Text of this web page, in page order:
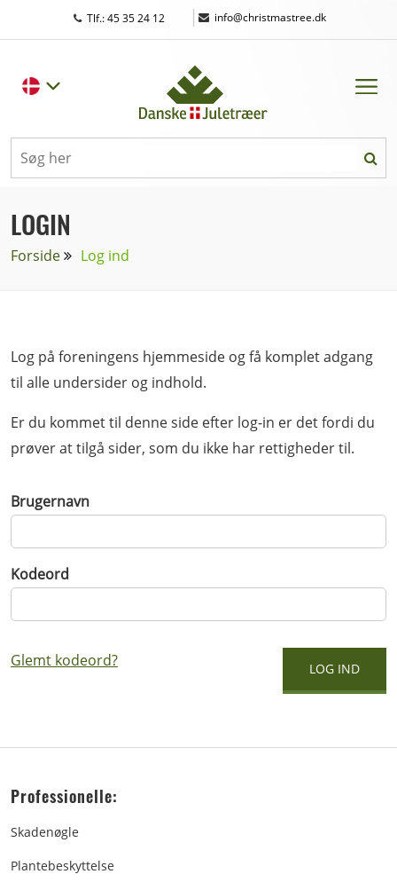
Tlf.: 45 35 24 12 | info@christmastree.dk
LOGIN
Forside Log ind
Log på foreningens hjemmeside og få komplet adgang
til alle undersider og indhold.
Er du kommet til denne side efter log-in er det fordi du
prøver at tilgå sider, som du ikke har rettigheder til.
Brugernavn
Kodeord
Glemt kodeord?
Professionelle:
Skadenøgle
Plantebeskyttelse